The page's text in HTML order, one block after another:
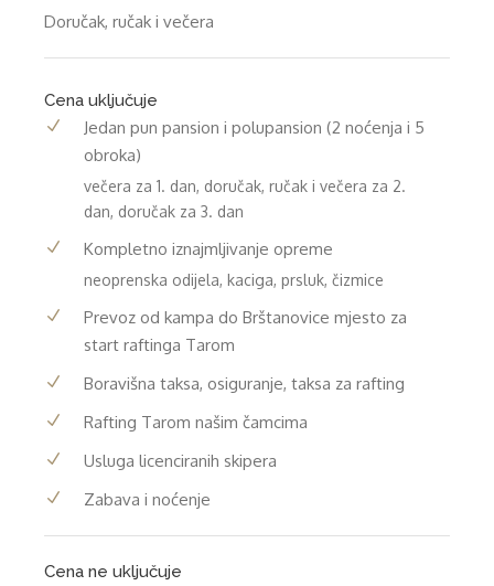
Doručak, ručak i večera
Cena uključuje
Jedan pun pansion i polupansion (2 noćenja i 5
obroka)
večera za 1. dan, doručak, ručak i večera za 2.
dan, doručak za 3. dan
Kompletno iznajmljivanje opreme
neoprenska odijela, kaciga, prsluk, čizmice
Prevoz od kampa do Brštanovice mjesto za
start raftinga Tarom
Boravišna taksa, osiguranje, taksa za rafting
Rafting Tarom našim čamcima
Usluga licenciranih skipera
Zabava i noćenje
Cena ne uključuje